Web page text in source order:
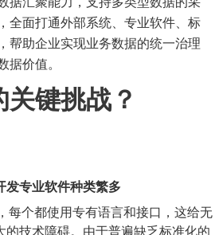
全面打通外部系统、专业软件、标
帮助企业实现业务数据的统一治理
据价值。
键挑战？
发专业软件种类繁多
每个都使用专有语言和接口，这给无
的技术障碍。由于普遍缺乏标准化的